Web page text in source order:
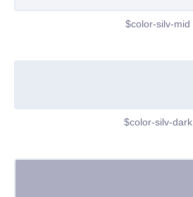
$color-silv-mid
$color-silv-dark